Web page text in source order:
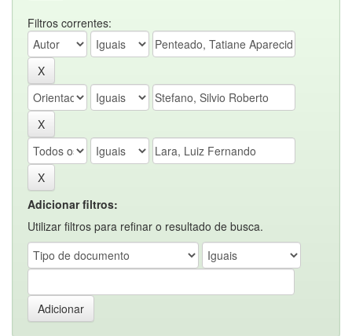
Filtros correntes:
Adicionar filtros:
Utilizar filtros para refinar o resultado de busca.